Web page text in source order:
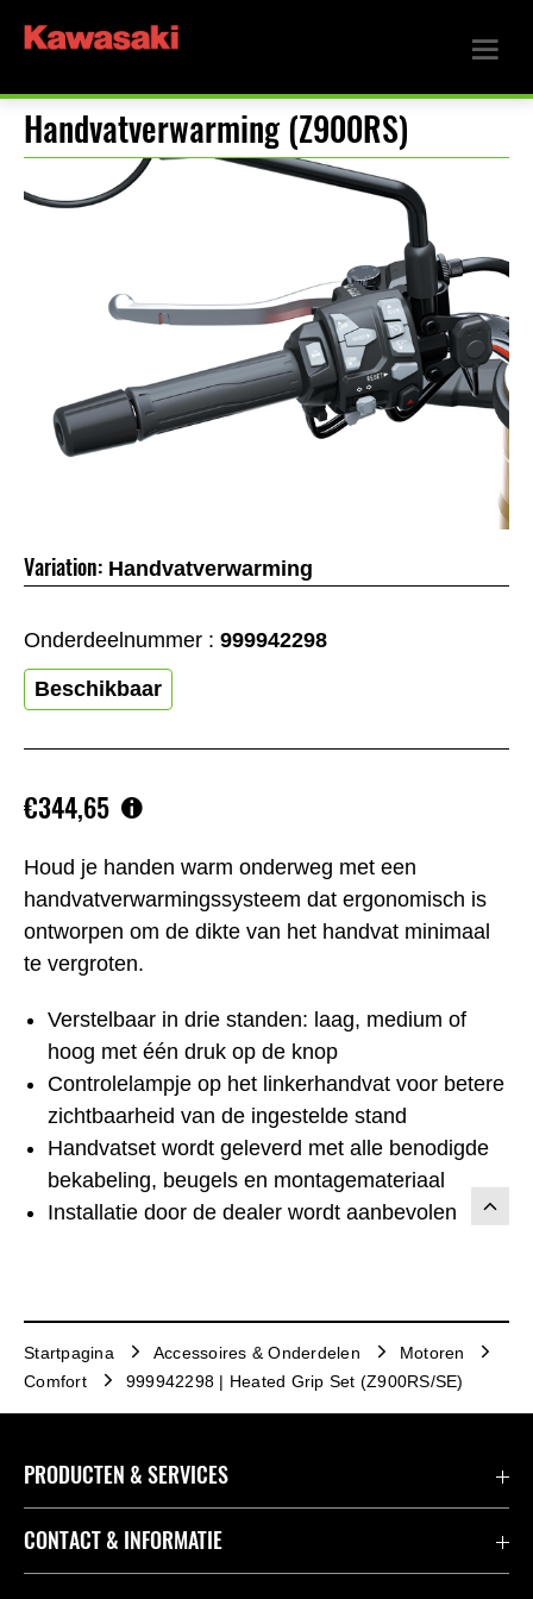
Handvatverwarming (Z900RS)
Houd je handen warm onderweg met een
handvatverwarmingssysteem dat ergonomisch is
ontworpen om de dikte van het handvat minimaal
te vergroten.
Verstelbaar in drie standen: laag, medium of
hoog met één druk op de knop
Controlelampje op het linkerhandvat voor betere
zichtbaarheid van de ingestelde stand
Handvatset wordt geleverd met alle benodigde
bekabeling, beugels en montagemateriaal
Installatie door de dealer wordt aanbevolen
€344,65
Variation: Handvatverwarming
Onderdeelnummer : 999942298
Beschikbaar
Startpagina Accessoires & Onderdelen
Motoren
Comfort
999942298 | Heated Grip Set (Z900RS/SE)
PRODUCTEN & SERVICES
Accessoires & Onderdelen
CONTACT & INFORMATIE